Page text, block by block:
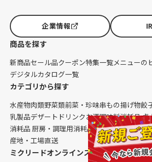
企業情報
商品を探す
新商品セール品クーポン特集一覧メニューの
デジタルカタログ一覧
カテゴリから探す
水産物肉類野菜類前菜・珍味串もの揚げ物餃
乳製品デザート ドリンク お酒調味料消耗品 卓
消耗品 厨房・調理用消耗品 クレンリネス生
産地・工場直送
ミクリードオンラインストアについて